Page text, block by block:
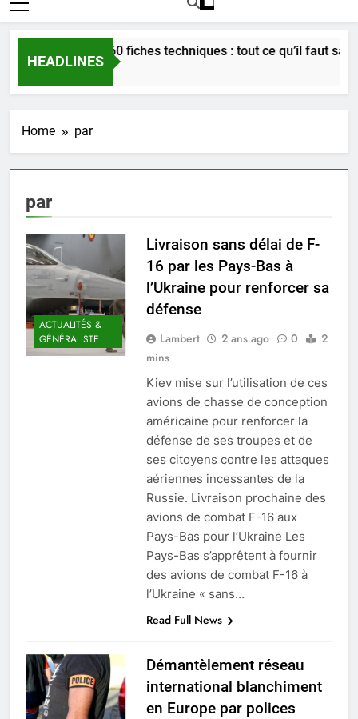
HEADLINES
Bordeaux en 60 fiches techniques : tout ce qu’il faut
3 Semaines Ago
Home par
par
ACTUALITÉS &
GÉNÉRALISTE
Livraison sans délai de F-
16 par les Pays-Bas à
l’Ukraine pour renforcer sa
défense
Lambert 2 ans ago 0
2
mins
Kiev mise sur l’utilisation de ces
avions de chasse de conception
américaine pour renforcer la
défense de ses troupes et de
ses citoyens contre les attaques
aériennes incessantes de la
Russie. Livraison prochaine des
avions de combat F-16 aux
Pays-Bas pour l’Ukraine Les
Pays-Bas s’apprêtent à fournir
des avions de combat F-16 à
l’Ukraine « sans…
Read Full News
Démantèlement réseau
international blanchiment
en Europe par polices